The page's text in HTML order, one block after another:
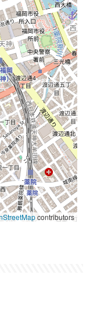
contributors